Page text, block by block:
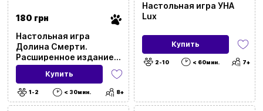
180 грн
Настольная игра
Долина Смерти.
Расширенное издание
(Death Valley)
Купить
1-2 < 30мин. 8+
Настольная игра УНА
Lux
Купить
2-10 < 60мин. 7+